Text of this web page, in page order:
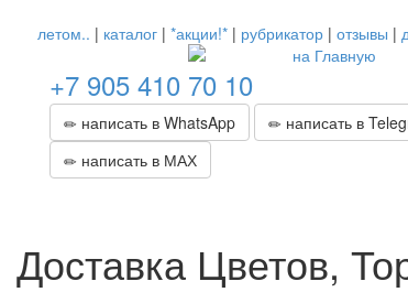
летом.. | каталог | *акции!* | рубрикатор | отзывы |
+7 905 410 70 10
написать в WhatsApp
написать в
написать в МАХ
Доставка Цветов,